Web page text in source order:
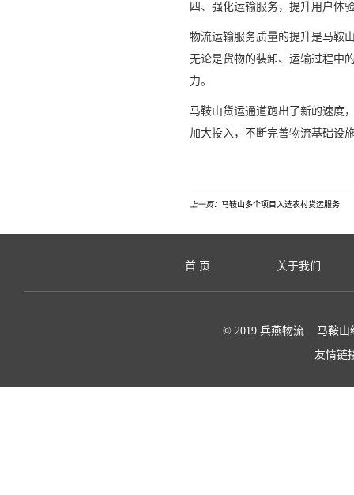
四、强化运输服务，提升用户体
物流运输服务质量的提升是马鞍
无论是货物的装卸、运输过程中
力。
马鞍山货运通道跑出了新的速度
加大投入，不断完善物流基础设
上一页： 马鞍山多个项目入选农村货运服务
首 页 关于我们
© 2019 兵燕物流 马鞍山
友情链